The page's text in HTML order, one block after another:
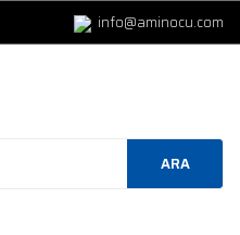
info@aminocu.com
ARA